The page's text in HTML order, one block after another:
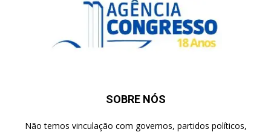
SOBRE NÓS
Não temos vinculação com governos, partidos políticos,